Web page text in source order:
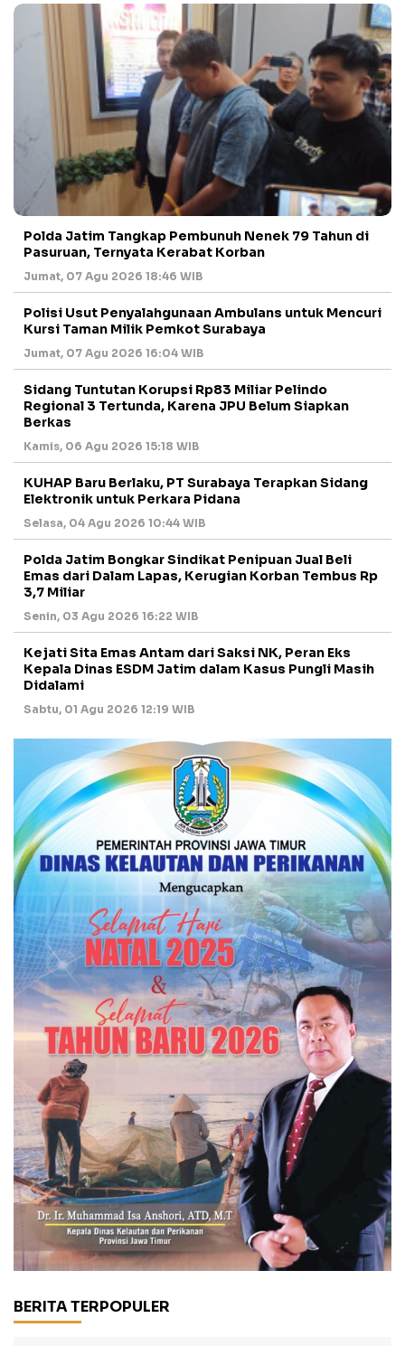
Polda Jatim Tangkap Pembunuh Nenek 79 Tahun di
Pasuruan, Ternyata Kerabat Korban
Jumat, 07 Agu 2026 18:46 WIB
Polisi Usut Penyalahgunaan Ambulans untuk Mencuri
Kursi Taman Milik Pemkot Surabaya
Jumat, 07 Agu 2026 16:04 WIB
Sidang Tuntutan Korupsi Rp83 Miliar Pelindo
Regional 3 Tertunda, Karena JPU Belum Siapkan
Berkas
Kamis, 06 Agu 2026 15:18 WIB
KUHAP Baru Berlaku, PT Surabaya Terapkan Sidang
Elektronik untuk Perkara Pidana
Selasa, 04 Agu 2026 10:44 WIB
Polda Jatim Bongkar Sindikat Penipuan Jual Beli
Emas dari Dalam Lapas, Kerugian Korban Tembus Rp
3,7 Miliar
Senin, 03 Agu 2026 16:22 WIB
Kejati Sita Emas Antam dari Saksi NK, Peran Eks
Kepala Dinas ESDM Jatim dalam Kasus Pungli Masih
Didalami
Sabtu, 01 Agu 2026 12:19 WIB
BERITA TERPOPULER